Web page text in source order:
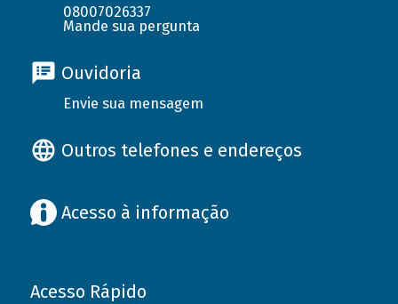
08007026337
Mande sua pergunta
Ouvidoria
Envie sua mensagem
Outros telefones e endereços
Acesso à informação
Acesso Rápido